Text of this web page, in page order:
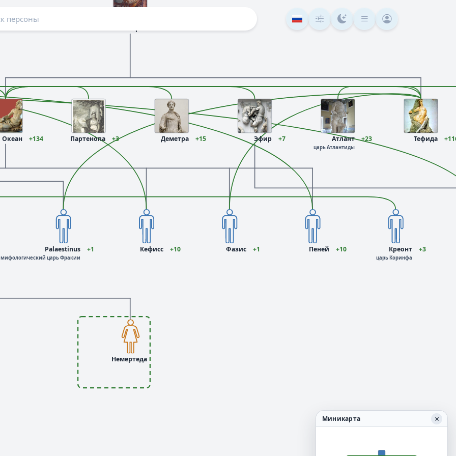
Атлант
царь Атлантиды
+23
Деметра +15
Palaestinus
мифологический царь Фракии
+1
Немертеда
Кефисс +10 Фазис +1
Партенопа +3
Пеней +10
Океан +134
Креонт
царь Коринфа
+3
Тефида
Эфир +7
Миникарта ×